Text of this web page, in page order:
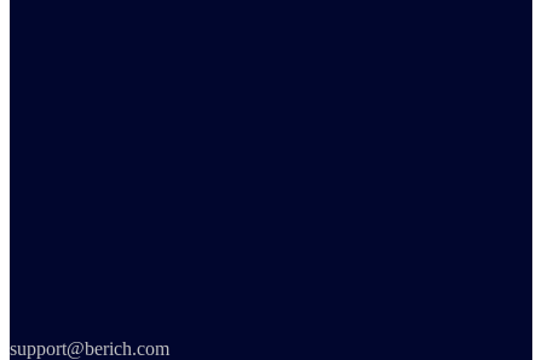
support@berich.com